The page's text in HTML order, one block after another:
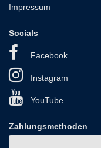
Impressum
Socials
Facebook
Instagram
YouTube
Zahlungsmethoden